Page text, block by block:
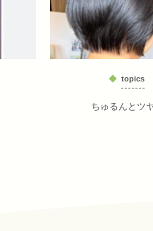
topics
ちゅるんとツ